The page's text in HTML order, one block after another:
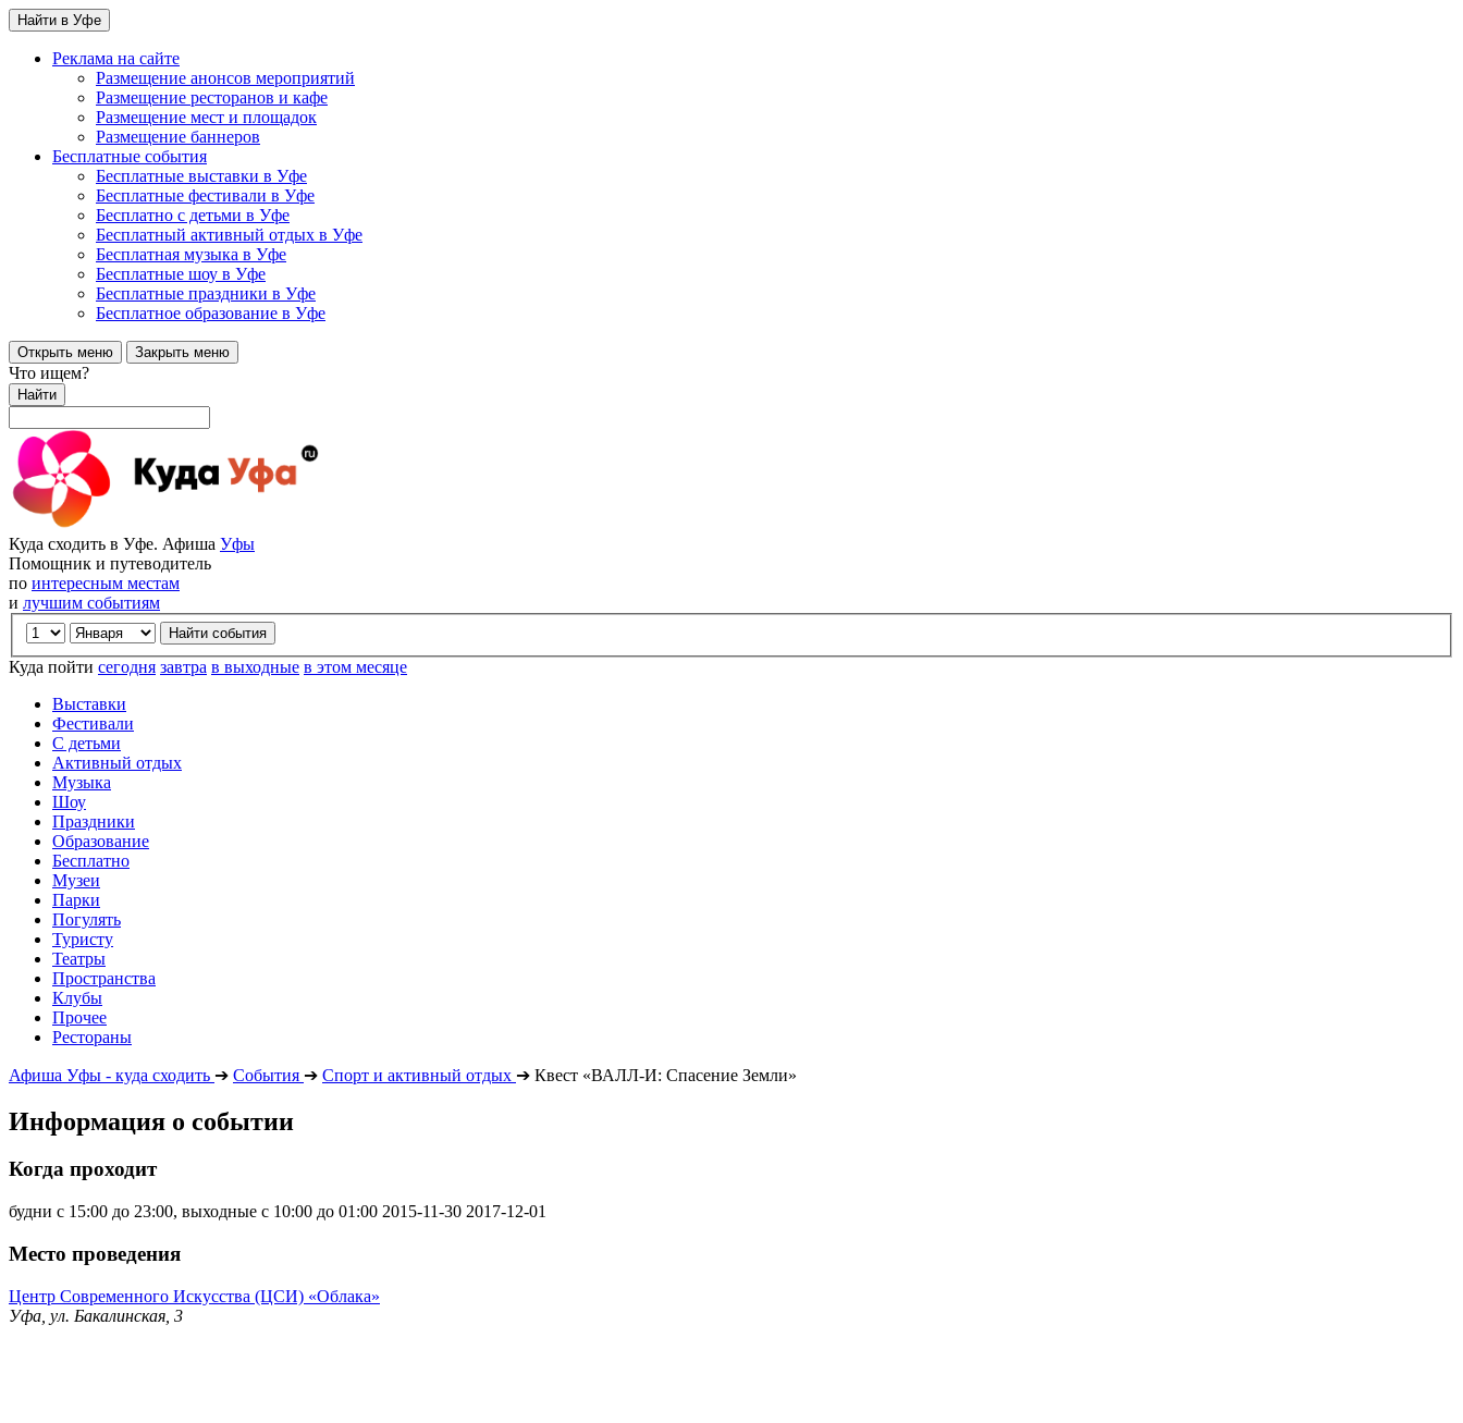
Найти в Уфе
Реклама на сайте
Размещение анонсов мероприятий
Размещение ресторанов и кафе
Размещение мест и площадок
Размещение баннеров
Бесплатные события
Бесплатные выставки в Уфе
Бесплатные фестивали в Уфе
Бесплатно с детьми в Уфе
Бесплатный активный отдых в Уфе
Бесплатная музыка в Уфе
Бесплатные шоу в Уфе
Бесплатные праздники в Уфе
Бесплатное образование в Уфе
Открыть меню Закрыть меню
Что ищем?
Найти
Куда сходить в Уфе. Афиша Уфы
Помощник и путеводитель
по интересным местам
и лучшим событиям
Куда пойти сегодня завтра в выходные в этом месяце
Выставки
Фестивали
С детьми
Активный отдых
Музыка
Шоу
Праздники
Образование
Бесплатно
Музеи
Парки
Погулять
Туристу
Театры
Пространства
Клубы
Прочее
Рестораны
Афиша Уфы - куда сходить ➔ События ➔ Спорт и активный отдых ➔ Квест «ВАЛЛ-И: Спасение Земли»
Информация о событии
Когда проходит
будни с 15:00 до 23:00, выходные с 10:00 до 01:00 2015-11-30 2017-12-01
Место проведения
Центр Современного Искусства (ЦСИ) «Облака»
Уфа, ул. Бакалинская, 3